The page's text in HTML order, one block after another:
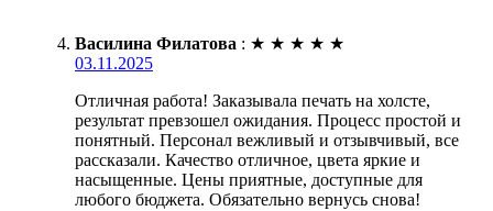
Василина Филатова : ★ ★ ★ ★ ★
03.11.2025
Отличная работа! Заказывала печать на холсте,
результат превзошел ожидания. Процесс простой и
понятный. Персонал вежливый и отзывчивый, все
рассказали. Качество отличное, цвета яркие и
насыщенные. Цены приятные, доступные для
любого бюджета. Обязательно вернусь снова!